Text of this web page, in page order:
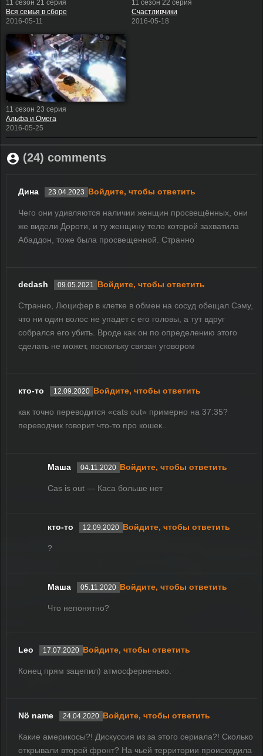
11 сезон 21 серия
Вся семья в сборе
2016-05-11
11 сезон 22 серия
Счастливчики
2016-05-18
11 сезон 23 серия
Альфа и Омега
2016-05-25
(24) comments
Дина 23.04.2023 Войдите, чтобы ответить
Чего они удивляются наличии женщин просвещённых, они
же видели Дороти, и ту женщину тело которой захватила
Абаддон, тоже была просвещенной. Странно
dedash 09.05.2021 Войдите, чтобы ответить
Странно, Люцифер в клетке в обмен на сосуд обещал Сэму,
что ни один волос не упадет с его головы, а тут вдруг
собрался его убить. Вроде как он по определению этого
сделать не может, поскольку связан уговором
кто-то 12.09.2020 Войдите, чтобы ответить
как точно переводится «cats out» примерно на 37:35?
переводчик говорит что-то про кошек..
Маша 04.11.2020 Войдите, чтобы ответить
Cas is out — Каса больше нет
кто-то 12.09.2020 Войдите, чтобы ответить
?
Маша 05.11.2020 Войдите, чтобы ответить
Что непонятно?
Leo 17.07.2020 Войдите, чтобы ответить
Конец прям зацепил) атмосферненько.
Nö name 24.04.2020 Войдите, чтобы ответить
Какие америкосы?! Дискуссия из за этого сериала?! Сколько
открывали второй фронт? На чьей территории происходила